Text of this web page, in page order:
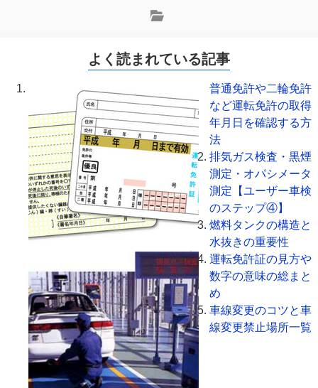
よく読まれている記事
普通免許や二輪免許
など運転免許の取得
年月日を確認する方
法
排気ガス検査・黒煙
測定・オパシメータ
測定【ユーザー車検
のステップ④】
燃料タンクの構造と
水抜きの重要性
運転免許証の見方や
数字の意味の総まと
め
車線変更のコツと車
線変更禁止場所一覧